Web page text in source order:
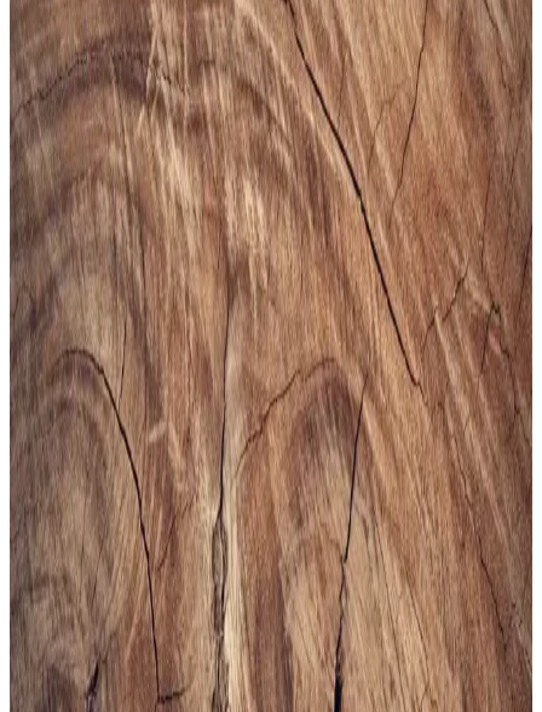
Kullanımına Uygun Ayakkabı
Puma Shuffle 309668-25, hafif yastıklama ve dayanıklı taban
özellikleriyle günlük ve spor aktivitelerinde konfor sağlar, şık ve
pratik tasarımıyla öne çıkar.
Slazenger MAROON I Büyük Beden Erkek Spor
Ayakkabı Dayanıklılık ve Şıklık Sunar
Slazenger MAROON I büyük beden erkek sneaker, şık tasarımı ve
dayanıklı malzemeleriyle günlük kullanım ve hafif aktiviteler için
ideal, rahat ve uzun ömürlü bir spor ayakkabısıdır.
Erkekler İçin Fonksiyonel ve Kompakt Sling ve
Çapraz Çanta Modelleri ve Seçim Kriterleri
Erkekler için telefon, cüzdan ve eşyaları rahat taşıyan fonksiyonel
sling ve çapraz çantalar, farklı markalar ve modellerle kullanım
kolaylığı sunuyor. Seçim kriterleri detaylıca inceleniyor.
Altınyılz<dı>z Classics Erkek Lacivert Rugan
Kemer İnceleme ve Detaylar
Altınyılz<dı>z Classics'in lacivert rugan erkek kemeri, şık tasarımı
ve yüksek kaliteli yüzeyiyle öne çıkar. Parlak yüzeyi ve modern
görünümüyle resmi ve özel günlerde tercih edilir, dikkat çekici bir
aksesuar sunar.
Bej Erkek Spor Ayakkabıları: Şıklık ve Konforun
Bir Arada Sunulduğu Modeller